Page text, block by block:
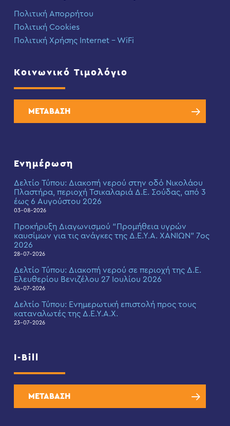
Πολιτική Απορρήτου
Πολιτική Cookies
Πολιτική Χρήσης Internet – WiFi
Κοινωνικό Τιμολόγιο
ΜΕΤΑΒΑΣΗ
Ενημέρωση
Δελτίο Τύπου: Διακοπή νερού στην οδό Νικολάου
Πλαστήρα, περιοχή Τσικαλαριά Δ.Ε. Σούδας, από 3
έως 6 Αυγούστου 2026
03-08-2026
Προκήρυξη Διαγωνισμού “Προμήθεια υγρών
καυσίμων για τις ανάγκες της Δ.Ε.Υ.Α. ΧΑΝΙΩΝ” 7ος
2026
28-07-2026
Δελτίο Τύπου: Διακοπή νερού σε περιοχή της Δ.Ε.
Ελευθερίου Βενιζέλου 27 Ιουλίου 2026
24-07-2026
Δελτίο Τύπου: Eνημερωτική επιστολή προς τους
καταναλωτές της Δ.Ε.Υ.Α.Χ.
23-07-2026
I-Bill
ΜΕΤΑΒΑΣΗ